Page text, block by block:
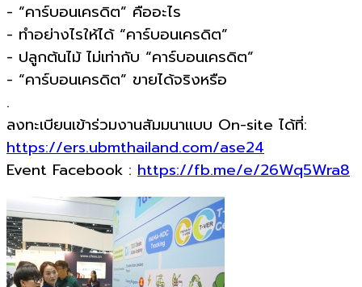
- “คาร์บอนเครดิต” คืออะไร
- ทำอย่างไรให้ได้ “คาร์บอนเครดิต”
- ปลูกต้นไม้ ไม่เท่ากับ “คาร์บอนเครดิต”
- “คาร์บอนเครดิต” ขายได้จริงหรือ
.
ลงทะเบียนเข้าร่วมงานสัมมนาแบบ On-site ได้ที่:
https://ers.ubmthailand.com/ase24
Event Facebook : https://fb.me/e/26Wq5Wra8